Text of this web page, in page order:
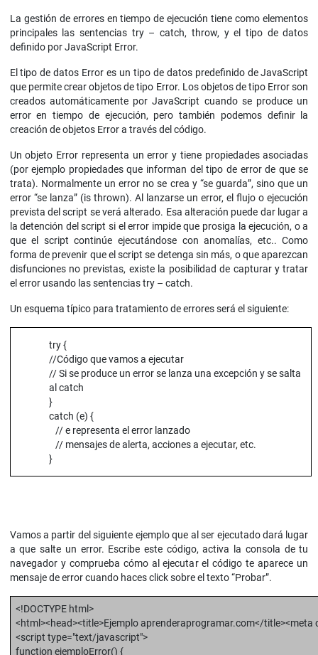
La gestión de errores en tiempo de ejecución tiene como elementos
principales las sentencias try – catch, throw, y el tipo de datos
definido por JavaScript Error.
El tipo de datos Error es un tipo de datos predefinido de JavaScript
que permite crear objetos de tipo Error. Los objetos de tipo Error son
creados automáticamente por JavaScript cuando se produce un
error en tiempo de ejecución, pero también podemos definir la
creación de objetos Error a través del código.
Un objeto Error representa un error y tiene propiedades asociadas
(por ejemplo propiedades que informan del tipo de error de que se
trata). Normalmente un error no se crea y “se guarda”, sino que un
error “se lanza” (is thrown). Al lanzarse un error, el flujo o ejecución
prevista del script se verá alterado. Esa alteración puede dar lugar a
la detención del script si el error impide que prosiga la ejecución, o a
que el script continúe ejecutándose con anomalías, etc.. Como
forma de prevenir que el script se detenga sin más, o que aparezcan
disfunciones no previstas, existe la posibilidad de capturar y tratar
el error usando las sentencias try – catch.
Un esquema típico para tratamiento de errores será el siguiente:
try {
//Código que vamos a ejecutar
// Si se produce un error se lanza una excepción y se salta
al catch
}
catch (e) {
// e representa el error lanzado
// mensajes de alerta, acciones a ejecutar, etc.
}
Vamos a partir del siguiente ejemplo que al ser ejecutado dará lugar
a que salte un error. Escribe este código, activa la consola de tu
navegador y comprueba cómo al ejecutar el código te aparece un
mensaje de error cuando haces click sobre el texto “Probar”.
<!DOCTYPE html>
<html><head><title>Ejemplo aprenderaprogramar.com</title><meta
<script type="text/javascript">
function ejemploError() {